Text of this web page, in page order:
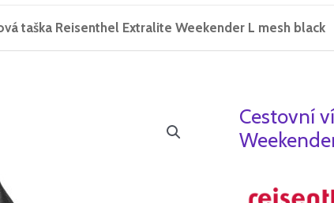
taška Reisenthel Extralite Weekender L mesh black
Cestovní
Cestovní
víkendová
Extralite